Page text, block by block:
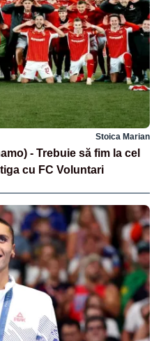
Stoica Marian
- Trebuie să fim la cel
cu FC Voluntari